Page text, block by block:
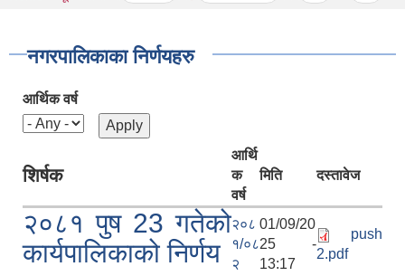
नगरपालिकाका निर्णयहरु
आर्थिक वर्ष
शिर्षक
आर्थि
क
वर्ष
मिति दस्तावेज
२०८१ पुष 23 गतेको
कार्यपालिकाको निर्णय
२०८
१/०८
२
01/09/20
25 -
13:17
push
2.pdf